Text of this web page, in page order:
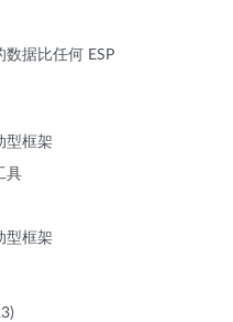
据比任何 ESP
型框架
具
型框架